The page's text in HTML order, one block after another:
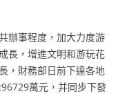
辦事程度，加大力度游
長，增進文明和游玩花
，財務部日前下達各地
萬元，并同步下發